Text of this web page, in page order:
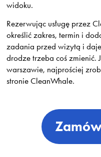
widoku.
Rezerwując usługę przez
określić zakres, termin i
zadania przed wizytą i
drodze trzeba coś zmienić.
warszawie, najprościej
stronie CleanWhale.